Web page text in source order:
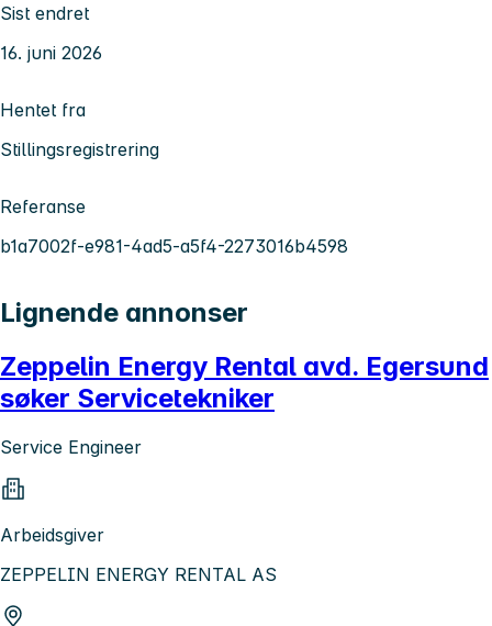
Sist endret
16. juni 2026
Hentet fra
Stillingsregistrering
Referanse
b1a7002f-e981-4ad5-a5f4-2273016b4598
Lignende annonser
Zeppelin Energy Rental avd. Egersund
søker Servicetekniker
Service Engineer
Arbeidsgiver
ZEPPELIN ENERGY RENTAL AS